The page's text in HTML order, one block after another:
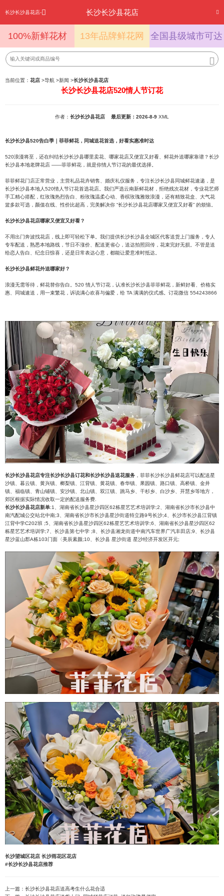
长沙长沙县花店- 长沙长沙县花店
100%新鲜花材 13年品牌鲜花网 全国县级城市可达
当前位置： 花店 >导航 >新闻 >长沙长沙县花店
长沙长沙县花店520情人节订花
作者： 长沙长沙县花店 最后更新：2026-8-9 XML
长沙长沙县520告白季｜菲菲鲜花，同城送花首选，好看实惠准时达
520浪漫将至，还在纠结长沙长沙县哪里卖花、哪家花店又便宜又好看、鲜花外送哪家靠谱？长沙
长沙县本地老牌花店 ——菲菲鲜花，就是你情人节订花的最优选择。
菲菲鲜花门店正常营业，主营礼品花卉销售、婚庆礼仪服务，专注长沙长沙县同城鲜花速递，是
长沙长沙县本地人520情人节订花首选花店。我们严选云南新鲜花材，拒绝残次花材，专业花艺师
手工精心搭配，红玫瑰热烈告白、粉玫瑰温柔心动、香槟玫瑰雅致浪漫，还有精致花盒、大气花
篮多款可选，颜值在线、性价比超高，完美解决你 “长沙长沙县花店哪家又便宜又好看” 的烦恼。
长沙长沙县花店哪家又便宜又好看？
不用出门奔波找花店，线上即可轻松下单。我们提供长沙长沙县全城区代客送货上门服务，专人
专车配送，熟悉本地路线，节日不涨价、配送更省心，送达拍照回传，花束完好无损。不管是送
给恋人告白、纪念日惊喜，还是日常表达心意，都能让爱意准时抵达。
长沙长沙县鲜花外送哪家好？
浪漫无需等待，鲜花替你告白。520 情人节订花，认准长沙长沙县菲菲鲜花，新鲜好看、价格实
惠、同城速送，用一束繁花，诉说满心欢喜与偏爱，给 TA 满满的仪式感。订花微信 554243866
长沙长沙县花店专注长沙长沙县订花和长沙长沙县送花服务 ，菲菲长沙长沙县鲜花店可以配送星
沙镇、暮云镇、黄兴镇、榔梨镇、江背镇、黄花镇、春华镇、果园镇、路口镇、高桥镇、金井
镇、福临镇、青山铺镇、安沙镇、北山镇、双江镇、跳马乡、干杉乡、白沙乡、开慧乡等地方，
郊区根据实际情况收取一定的配送服务费.
长沙长沙县花店新单:1、湖南省长沙县星沙四区62栋星艺艺术培训学;2、湖南省长沙市长沙县中
南汽配城公交站北中南;3、湖南省长沙市长沙县星沙街道特立路9号长沙;4、长沙市长沙县江背镇
江背中学C202班 ;5、湖南省长沙县星沙四区62栋星艺艺术培训学;6、湖南省长沙县星沙四区62
栋星艺艺术培训学;7、长沙县第七中学 ;8、长沙县湘龙街道中南汽车世界广汽丰田店;9、长沙县
星沙蓝山郡A栋103门面〈美辰素颜;10、长沙县 星沙街道 星沙经济开发区开元;
长沙望城区花店 长沙雨花区花店
#长沙长沙县花店推荐
上一篇： 长沙长沙县花店送高考生什么花合适